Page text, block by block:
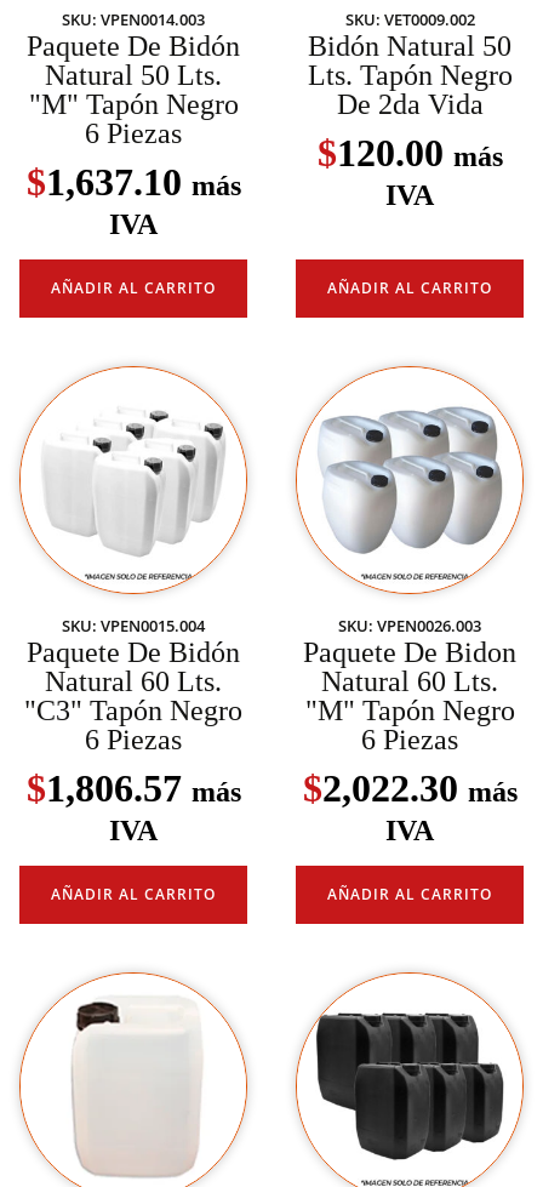
SKU: VPEN0014.003
Paquete De Bidón
Natural 50 Lts.
"M" Tapón Negro
6 Piezas
$1,637.10 más
IVA
AÑADIR AL CARRITO
SKU: VET0009.002
Bidón Natural 50
Lts. Tapón Negro
De 2da Vida
$120.00 más
IVA
AÑADIR AL CARRITO
SKU: VPEN0015.004
Paquete De Bidón
Natural 60 Lts.
"C3" Tapón Negro
6 Piezas
$1,806.57 más
IVA
AÑADIR AL CARRITO
SKU: VPEN0026.003
Paquete De Bidon
Natural 60 Lts.
"M" Tapón Negro
6 Piezas
$2,022.30 más
IVA
AÑADIR AL CARRITO